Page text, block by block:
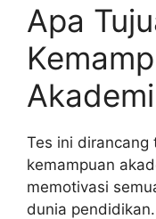
Apa
Tes ini dirancang
kemampuan
memotivasi
dunia